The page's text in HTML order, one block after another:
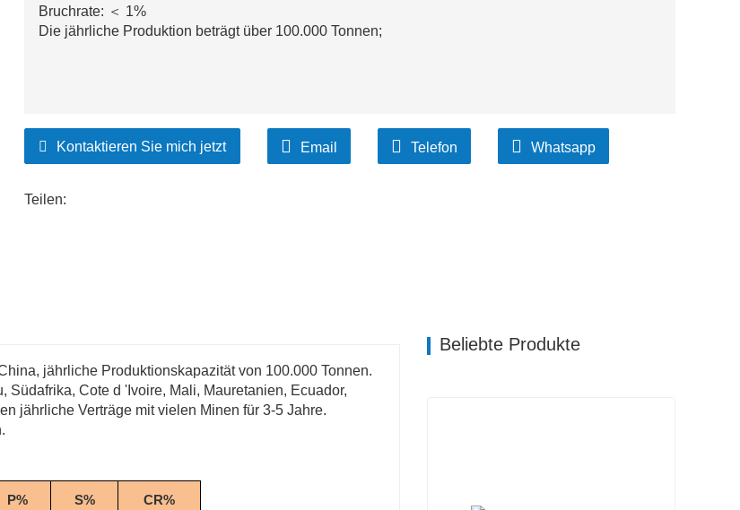
Bruchrate: ＜ 1%
Die jährliche Produktion beträgt über 100.000 Tonnen;
Kontaktieren Sie mich jetzt Email Telefon Whatsapp
Teilen:
jährliche Produktionskapazität von 100.000 Tonnen.
Cote d 'Ivoire, Mali, Mauretanien, Ecuador,
jährliche Verträge mit vielen Minen für 3-5 Jahre.
P% S% CR%
Beliebte Produkte